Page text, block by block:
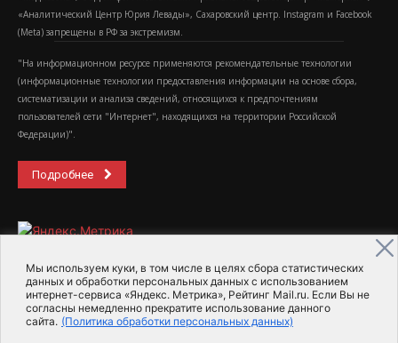
Мы используем куки, в том числе в целях сбора статистических
данных и обработки персональных данных с использованием
интернет-сервиса «Яндекс. Метрика», Рейтинг Mail.ru. Если Вы не
согласны немедленно прекратите использование данного
сайта. (Политика обработки персональных данных)
«Аналитический Центр Юрия Левады», Сахаровский центр. Instagram и Facebook
(Metа) запрещены в РФ за экстремизм.
"На информационном ресурсе применяются рекомендательные технологии
(информационные технологии предоставления информации на основе сбора,
систематизации и анализа сведений, относящихся к предпочтениям
пользователей сети "Интернет", находящихся на территории Российской
Федерации)".
Подробнее
2015-2026- Информационное агентство МедиаПоток